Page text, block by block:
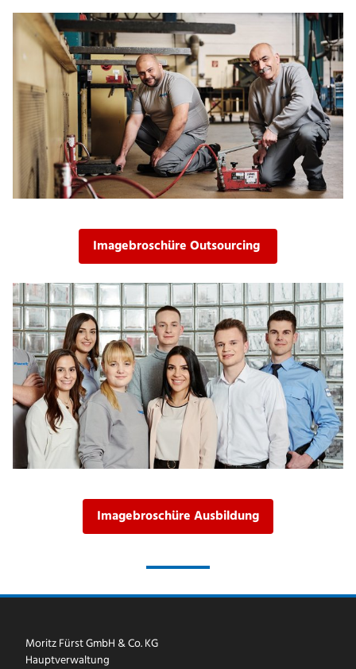
Imagebroschüre Outsourcing
Imagebroschüre Ausbildung
Moritz Fürst GmbH & Co. KG
Hauptverwaltung